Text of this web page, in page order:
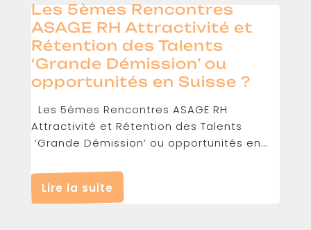
Les 5èmes Rencontres
ASAGE RH Attractivité et
Rétention des Talents
‘Grande Démission’ ou
opportunités en Suisse ?
Les 5èmes Rencontres ASAGE RH
Attractivité et Rétention des Talents
‘Grande Démission’ ou opportunités en
Lire la suite